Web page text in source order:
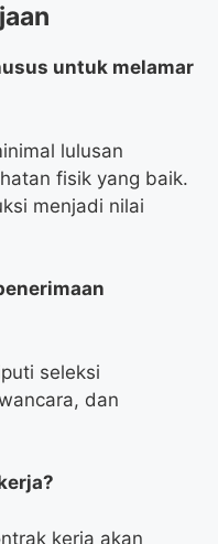
untuk melamar
lulusan
fisik yang baik.
menjadi nilai
seleksi
dan
kerja akan